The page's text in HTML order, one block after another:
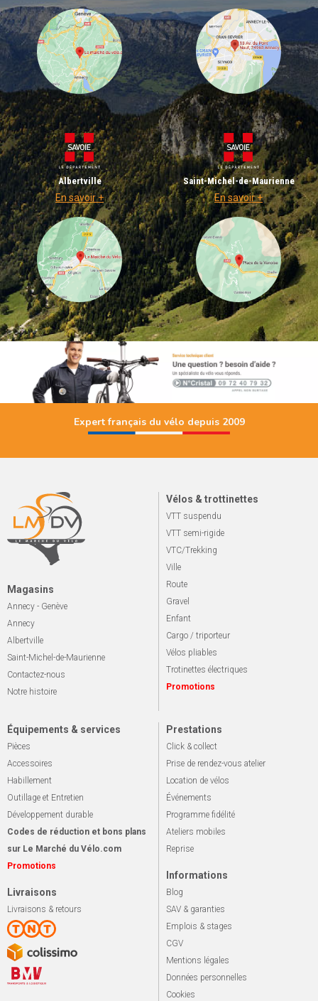
Albertville
En savoir +
Saint-Michel-de-Maurienne
En savoir +
Expert français du vélo depuis 2009
Magasins
Annecy - Genève
Annecy
Albertville
Saint-Michel-de-Maurienne
Contactez-nous
Notre histoire
Vélos & trottinettes
VTT suspendu
VTT semi-rigide
VTC/Trekking
Ville
Route
Gravel
Enfant
Cargo / triporteur
Vélos pliables
Trotinettes électriques
Promotions
Équipements & services
Pièces
Accessoires
Habillement
Outillage et Entretien
Développement durable
Codes de réduction et bons plans
sur Le Marché du Vélo.com
Promotions
Livraisons
Livraisons & retours
Prestations
Click & collect
Prise de rendez-vous atelier
Location de vélos
Événements
Programme fidélité
Ateliers mobiles
Reprise
Informations
Blog
SAV & garanties
Emplois & stages
CGV
Mentions légales
Données personnelles
Cookies